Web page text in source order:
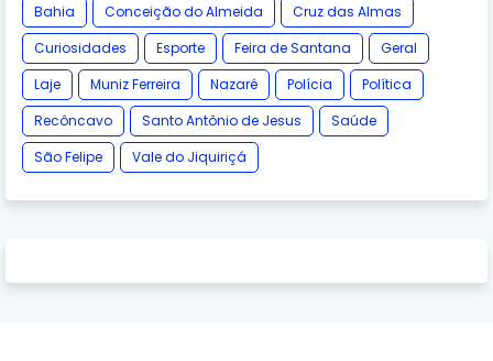
Bahia Conceição do Almeida
Cruz das Almas
Curiosidades
Esporte Feira de Santana
Geral
Laje
Muniz Ferreira Nazaré Polícia
Política
Recôncavo
Santo Antônio de Jesus
Saúde
São Felipe
Vale do Jiquiriçá